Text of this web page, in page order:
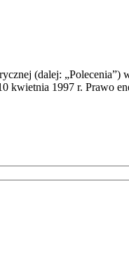
(dalej: „Polecenia”)
kwietnia 1997 r. Prawo